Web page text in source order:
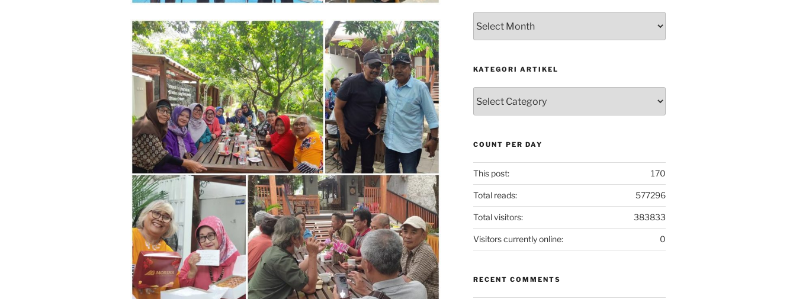
Postingan
KATEGORI ARTIKEL
Artikel
COUNT PER DAY
170
This post:
577296
Total reads:
383833
Total visitors:
0
Visitors currently online:
RECENT COMMENTS